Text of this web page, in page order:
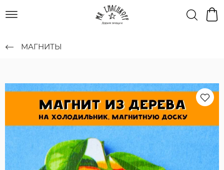
МАГНИТЫ